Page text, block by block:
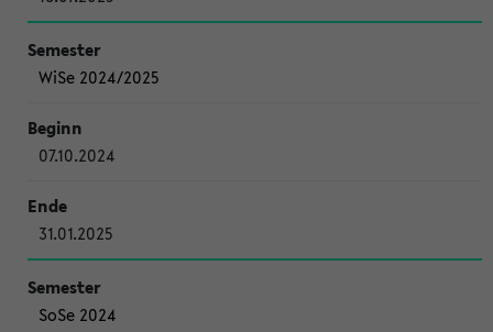
WiSe 2024/2025
07.10.2024
31.01.2025
SoSe 2024